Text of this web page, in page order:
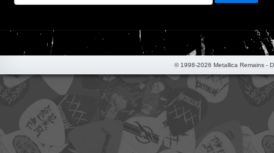
© 1998-2026 Metallica Remains -